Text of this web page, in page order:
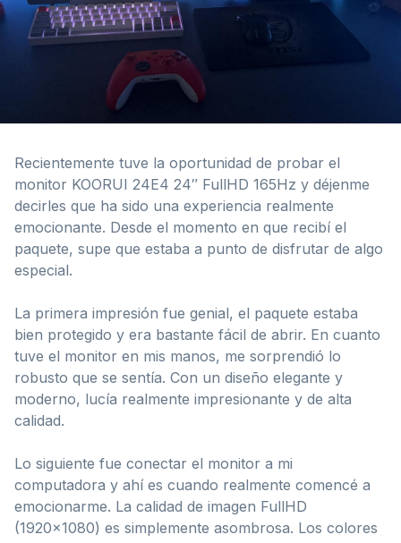
Recientemente tuve la oportunidad de probar el
monitor KOORUI 24E4 24″ FullHD 165Hz y déjenme
decirles que ha sido una experiencia realmente
emocionante. Desde el momento en que recibí el
paquete, supe que estaba a punto de disfrutar de algo
especial.
La primera impresión fue genial, el paquete estaba
bien protegido y era bastante fácil de abrir. En cuanto
tuve el monitor en mis manos, me sorprendió lo
robusto que se sentía. Con un diseño elegante y
moderno, lucía realmente impresionante y de alta
calidad.
Lo siguiente fue conectar el monitor a mi
computadora y ahí es cuando realmente comencé a
emocionarme. La calidad de imagen FullHD
(1920×1080) es simplemente asombrosa. Los colores